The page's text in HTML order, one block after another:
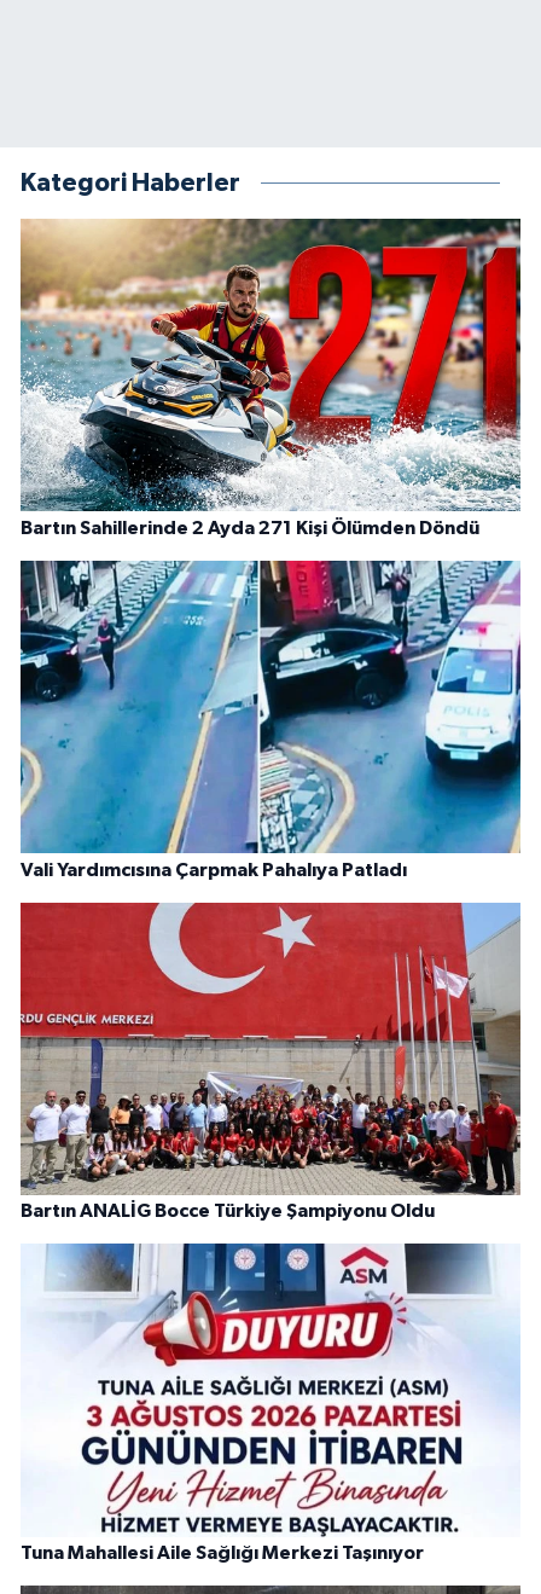
Kategori Haberler
Bartın Sahillerinde 2 Ayda 271 Kişi Ölümden Döndü
Vali Yardımcısına Çarpmak Pahalıya Patladı
Bartın ANALİG Bocce Türkiye Şampiyonu Oldu
Tuna Mahallesi Aile Sağlığı Merkezi Taşınıyor